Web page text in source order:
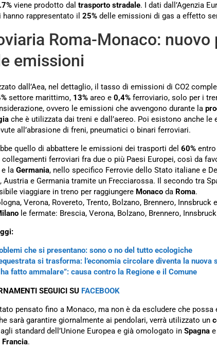
viene prodotto dal trasporto stradale. I dati dall’Agenzia
rappresentato il 25% delle emissioni di gas a effetto
Roma-Monaco: nuovo
emissioni
dall’Aea, nel dettaglio, il tasso di emissioni di CO2
settore marittimo, 13% areo e 0,4% ferroviario, solo per i
ovvero le emissioni che avvengono durante la
che è utilizzata dai treni e dall’aereo. Poi esistono anche
all’abrasione di freni, pneumatici o binari ferroviari.
quello di abbattere le emissioni dei trasporti del 60% entro
ferroviari fra due o più Paesi Europei, così da
e la Germania, nello specifico Ferrovie dello Stato italiane e
e Germania tramite un Frecciarossa. Il secondo tra
viaggiare in treno per raggiungere Monaco da Roma.
Verona, Rovereto, Trento, Bolzano, Brennero, Innsbruck
le fermate: Brescia, Verona, Bolzano, Brennero,
che si presentano: sono o no del tutto ecologiche
si trasforma: l’economia circolare diventa la nuova
fatto ammalare”: causa contro la Regione e il Comune
SEGUICI SU FACEBOOK
pensato fino a Monaco, ma non è da escludere che possa
sarà garantire giornalmente ai pendolari, verrà utilizzato un
standard dell’Unione Europea e già omologato in Spagna
Francia.